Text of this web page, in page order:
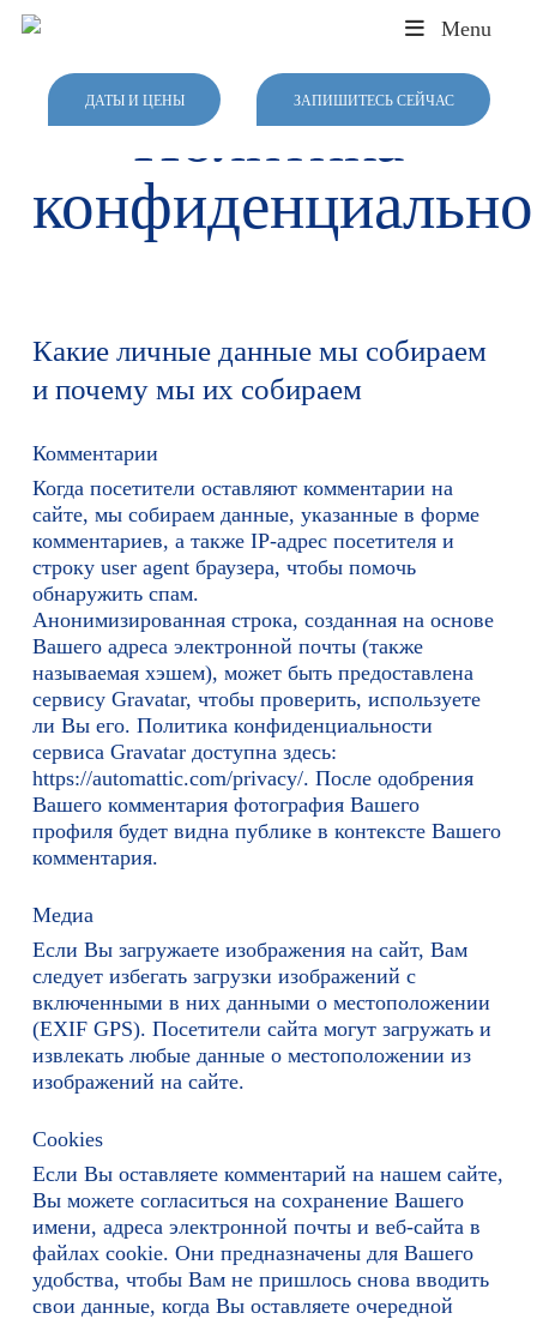
Skip
content
Menu
ДАТЫ И ЦЕНЫ ЗАПИШИТЕСЬ СЕЙЧАС
Политика
Какие личные данные мы собираем
и почему мы их собираем
Комментарии
Когда посетители оставляют комментарии на
сайте, мы собираем данные, указанные в форме
комментариев, а также IP-адрес посетителя и
строку user agent браузера, чтобы помочь
обнаружить спам.
Анонимизированная строка, созданная на основе
Вашего адреса электронной почты (также
называемая хэшем), может быть предоставлена
сервису Gravatar, чтобы проверить, используете
ли Вы его. Политика конфиденциальности
сервиса Gravatar доступна здесь:
https://automattic.com/privacy/. После одобрения
Вашего комментария фотография Вашего
профиля будет видна публике в контексте Вашего
комментария.
Медиа
Если Вы загружаете изображения на сайт, Вам
следует избегать загрузки изображений с
включенными в них данными о местоположении
(EXIF GPS). Посетители сайта могут загружать и
извлекать любые данные о местоположении из
изображений на сайте.
Cookies
Если Вы оставляете комментарий на нашем сайте,
Вы можете согласиться на сохранение Вашего
имени, адреса электронной почты и веб-сайта в
файлах cookie. Они предназначены для Вашего
удобства, чтобы Вам не пришлось снова вводить
свои данные, когда Вы оставляете очередной